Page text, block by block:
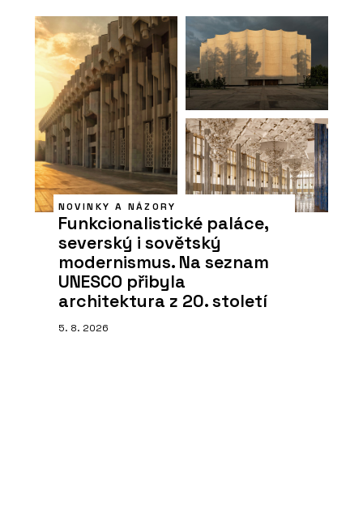
NOVINKY A NÁZORY
Funkcionalistické paláce,
severský i sovětský
modernismus. Na seznam
UNESCO přibyla
architektura z 20. století
5. 8. 2026